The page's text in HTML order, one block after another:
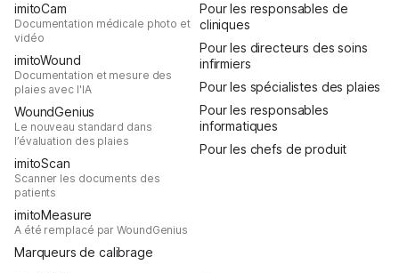
imitoCam
Documentation médicale photo et
vidéo
imitoWound
Documentation et mesure des
plaies avec l'IA
WoundGenius
Le nouveau standard dans
l’évaluation des plaies
imitoScan
Scanner les documents des
patients
imitoMeasure
A été remplacé par WoundGenius
Marqueurs de calibrage
Pour les responsables de
cliniques
Pour les directeurs des soins
infirmiers
Pour les spécialistes des plaies
Pour les responsables
informatiques
Pour les chefs de produit